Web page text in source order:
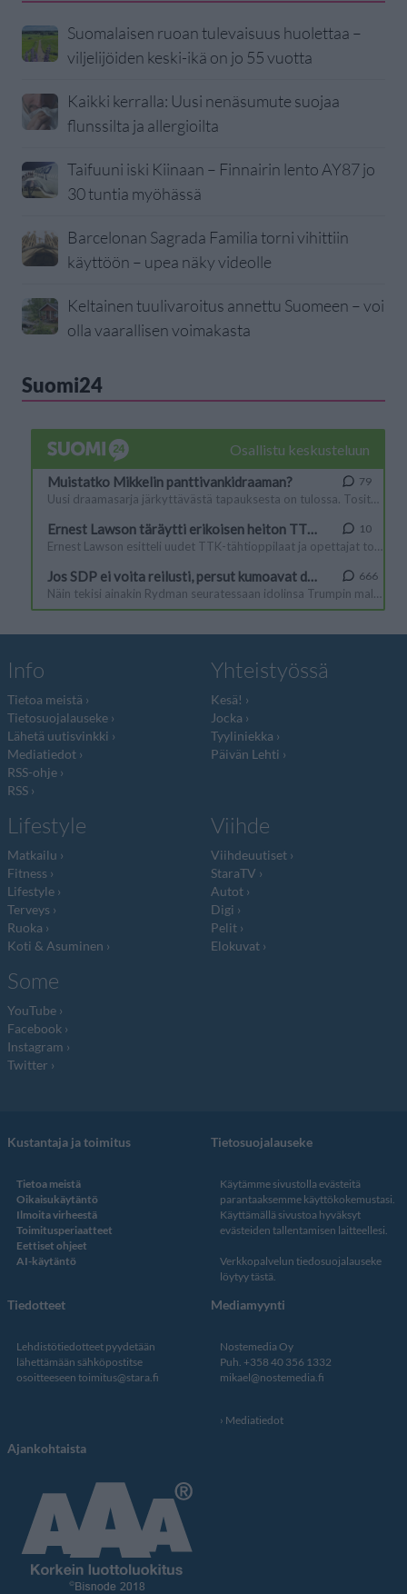
Suomalaisen ruoan tulevaisuus huolettaa –
viljelijöiden keski-ikä on jo 55 vuotta
Kaikki kerralla: Uusi nenäsumute suojaa
flunssilta ja allergioilta
Taifuuni iski Kiinaan – Finnairin lento AY87 jo
30 tuntia myöhässä
Barcelonan Sagrada Familia torni vihittiin
käyttöön – upea näky videolle
Keltainen tuulivaroitus annettu Suomeen – voi
olla vaarallisen voimakasta
Suomi24
Info
Tietoa meistä
Tietosuojalauseke
Lähetä uutisvinkki
Mediatiedot
RSS-ohje
RSS
Yhteistyössä
Kesä!
Jocka
Tyyliniekka
Päivän Lehti
Lifestyle
Matkailu
Fitness
Lifestyle
Terveys
Ruoka
Koti & Asuminen
Viihde
Viihdeuutiset
StaraTV
Autot
Digi
Pelit
Elokuvat
Some
YouTube
Facebook
Instagram
Twitter
Kustantaja ja toimitus
Tietoa meistä
Oikaisukäytäntö
Ilmoita virheestä
Toimitusperiaatteet
Eettiset ohjeet
AI-käytäntö
Tietosuojalauseke
Käytämme sivustolla evästeitä
parantaaksemme käyttökokemustasi.
Käyttämällä sivustoa hyväksyt
evästeiden tallentamisen laitteellesi.
Verkkopalvelun tiedosuojalauseke
löytyy tästä.
Tiedotteet
Lehdistötiedotteet pyydetään
lähettämään sähköpostitse
osoitteeseen toimitus@stara.fi
Mediamyynti
Nostemedia Oy
Puh. +358 40 356 1332
mikael@nostemedia.fi
Mediatiedot
Ajankohtaista